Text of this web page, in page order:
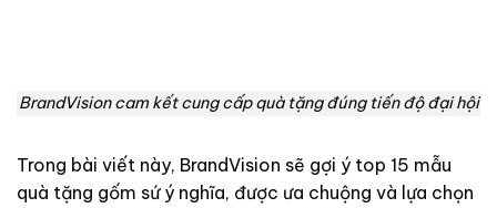
BrandVision cam kết cung cấp quà tặng đúng tiến độ đại hội
Trong bài viết này, BrandVision sẽ gợi ý top 15 mẫu
quà tặng gốm sứ ý nghĩa, được ưa chuộng và lựa chọn